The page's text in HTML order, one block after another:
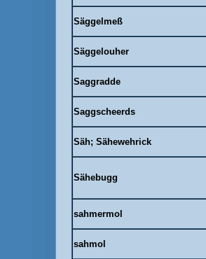
Säggelmeß
Säggelouher
Saggradde
Saggscheerds
Säh; Sähewehrick
Sähebugg
sahmermol
sahmol